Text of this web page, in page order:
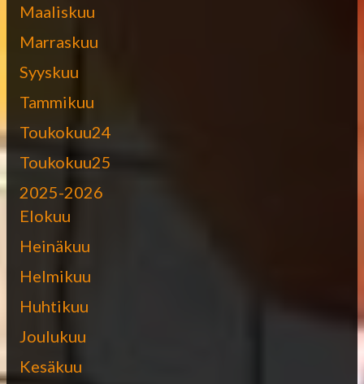
Maaliskuu
Marraskuu
Syyskuu
Tammikuu
Toukokuu24
Toukokuu25
2025-2026
Elokuu
Heinäkuu
Helmikuu
Huhtikuu
Joulukuu
Kesäkuu